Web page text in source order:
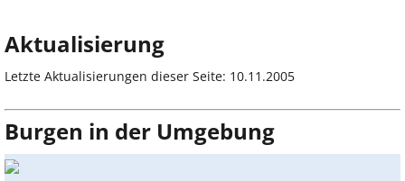
Aktualisierung
Letzte Aktualisierungen dieser Seite: 10.11.2005
Burgen in der Umgebung